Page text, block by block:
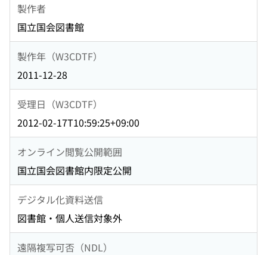
製作者
国立国会図書館
製作年（W3CDTF）
2011-12-28
受理日（W3CDTF）
2012-02-17T10:59:25+09:00
オンライン閲覧公開範囲
国立国会図書館内限定公開
デジタル化資料送信
図書館・個人送信対象外
遠隔複写可否（NDL）